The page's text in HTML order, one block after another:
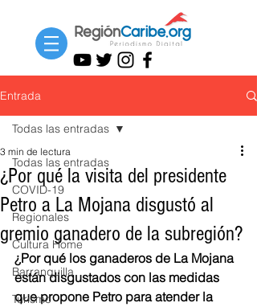
Entrada
Todas las entradas
COVID-19
Regionales
Cultura Home
Barranquilla
Turismo
Todas las entradas
¿Por qué la visita del presidente
Petro a La Mojana disgustó al
gremio ganadero de la subregión?
3 min de lectura
¿Por qué los ganaderos de La Mojana
están disgustados con las medidas
que propone Petro para atender la